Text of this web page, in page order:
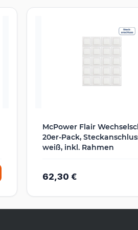
McPower Flair
20er-Pack,
weiß, inkl. Rahmen
62,30 €